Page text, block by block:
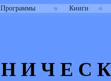
Программы ● Книги ●
Н И Ч Е С К